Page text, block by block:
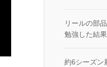
リールの部
勉強した結果
約6シーズン